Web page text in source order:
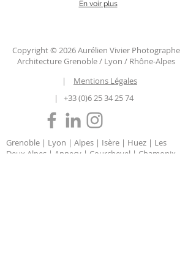
En voir plus
Copyright © 2026 Aurélien Vivier Photographe
Architecture Grenoble / Lyon / Rhône-Alpes
| Mentions Légales
| +33 (0)6 25 34 25 74
Grenoble | Lyon | Alpes | Isère | Huez | Les
Deux Alpes | Annecy | Courchevel | Chamonix